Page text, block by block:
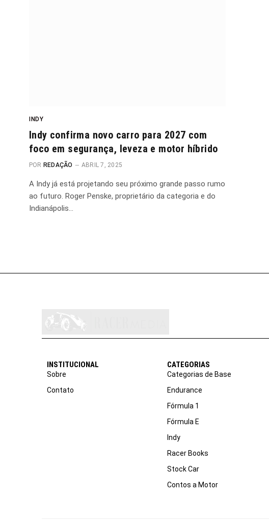
INDY
Indy confirma novo carro para 2027 com
foco em segurança, leveza e motor híbrido
POR REDAÇÃO ABRIL 7, 2025
A Indy já está projetando seu próximo grande passo rumo
ao futuro. Roger Penske, proprietário da categoria e do
Indianápolis…
INSTITUCIONAL
Sobre
Contato
CATEGORIAS
Categorias de Base
Endurance
Fórmula 1
Fórmula E
Indy
Racer Books
Stock Car
Contos a Motor